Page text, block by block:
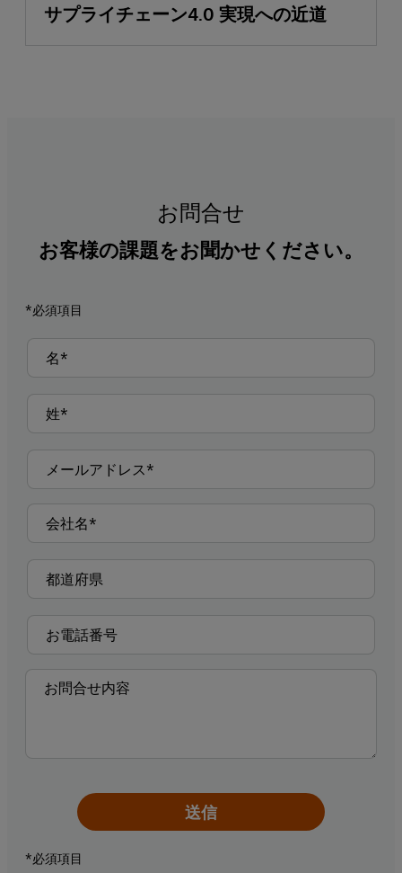
サプライチェーン4.0 実現への近道
お問合せ
お客様の課題をお聞かせください。
*必須項目
送信
*必須項目